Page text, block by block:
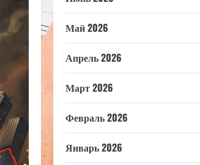
Май 2026
Апрель 2026
Март 2026
Февраль 2026
Январь 2026